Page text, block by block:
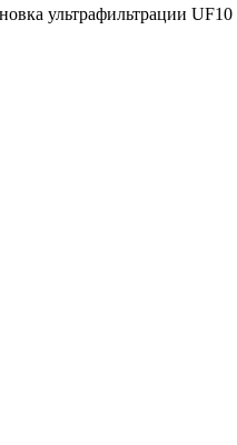
ультрафильтрации UF10